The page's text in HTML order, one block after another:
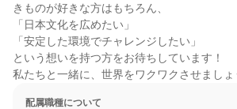
きものが好きな方はもちろん、
「日本文化を広めたい」
「安定した環境でチャレンジしたい」
という想いを持つ方をお待ちしています！
私たちと一緒に、世界をワクワクさせましょ
配属職種について